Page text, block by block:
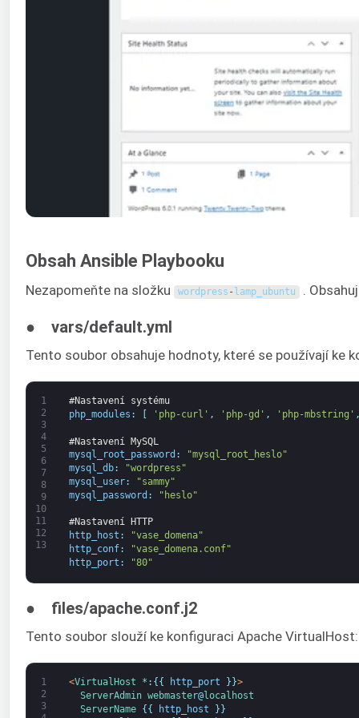
Obsah Ansible Playbooku
Nezapomeňte na složku wordpress - lamp_ubuntu .
● vars/default.yml
Tento soubor obsahuje hodnoty, které se používají ke
1
2
3
4
5
6
7
8
9
10
11
12
13
#Nastavení systému
php_modules : 'php-curl' , 'php-gd' , 'php-mbstring'
#Nastavení MySQL
mysql_root_password :
"mysql_root_heslo"
mysql_db:
"wordpress"
mysql_user:
"sammy"
mysql_password : "heslo"
#Nastavení HTTP
http_host :
"vase_domena"
http_conf:
"vase_domena.conf"
http_port : "80"
● files/apache.conf.j2
Tento soubor slouží ke konfiguraci Apache VirtualHost:
1
2
3
<VirtualHost * : { { http_port } }>
ServerAdmin webmaster@localhost
ServerName
{{ http_host }}